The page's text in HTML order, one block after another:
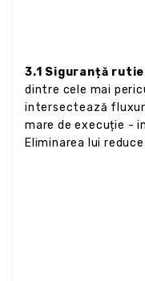
3.1 Siguranță
dintre cele mai
intersectează
mare de execuție -
Eliminarea lui